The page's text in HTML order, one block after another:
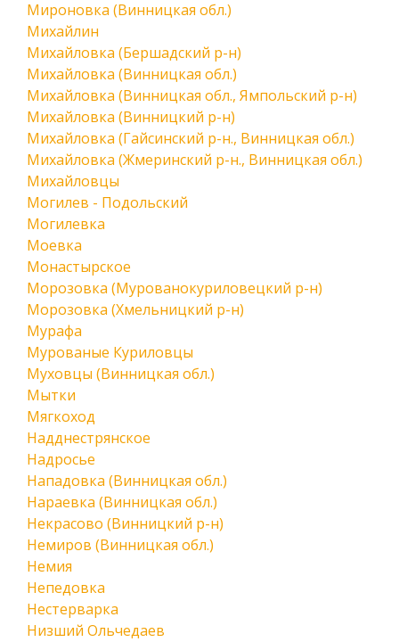
Мироновка (Винницкая обл.)
Михайлин
Михайловка (Бершадский р-н)
Михайловка (Винницкая обл.)
Михайловка (Винницкая обл., Ямпольский р-н)
Михайловка (Винницкий р-н)
Михайловка (Гайсинский р-н., Винницкая обл.)
Михайловка (Жмеринский р-н., Винницкая обл.)
Михайловцы
Могилев - Подольский
Могилевка
Моевка
Монастырское
Морозовка (Мурованокуриловецкий р-н)
Морозовка (Хмельницкий р-н)
Мурафа
Мурованые Куриловцы
Муховцы (Винницкая обл.)
Мытки
Мягкоход
Надднестрянское
Надросье
Нападовка (Винницкая обл.)
Нараевка (Винницкая обл.)
Некрасово (Винницкий р-н)
Немиров (Винницкая обл.)
Немия
Непедовка
Нестерварка
Низший Ольчедаев